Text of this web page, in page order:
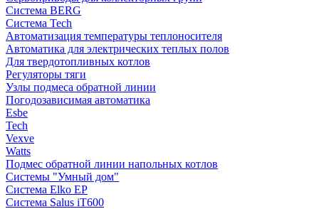
Система BERG
Система Tech
Автоматизация температуры теплоносителя
Автоматика для электрических теплых полов
Для твердотопливных котлов
Регуляторы тяги
Узлы подмеса обратной линии
Погодозависимая автоматика
Esbe
Tech
Vexve
Watts
Подмес обратной линии напольных котлов
Системы "Умный дом"
Система Elko EP
Система Salus iT600